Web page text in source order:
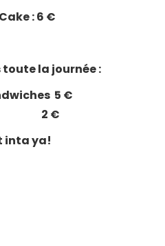
: 6 €
toute la journée :
5 €
2 €
inta ya!